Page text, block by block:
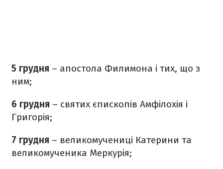
5 грудня – апостола Филимона і тих, що з
ним;
6 грудня – святих єпископів Амфілохія і
Григорія;
7 грудня – великомучениці Катерини та
великомученика Меркурія;